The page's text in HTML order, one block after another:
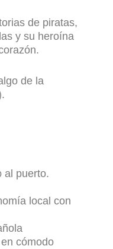
de piratas,
y su heroína
de la
al puerto.
local con
cómodo